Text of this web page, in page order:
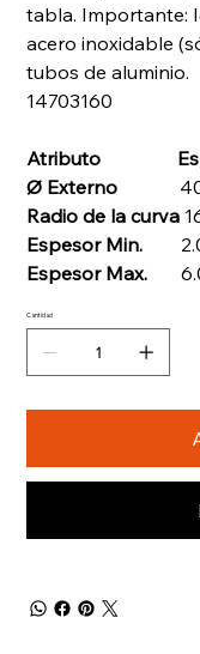
tabla. Importante:
acero inoxidable
tubos de aluminio.
14703160
Atributo
Ø Externo
Radio de la curva
Espesor Min.
Espesor Max.
Cantidad